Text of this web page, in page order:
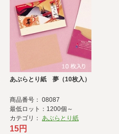
あぶらとり紙 夢（10枚入）
商品番号： 08087
最低ロット：1200個～
カテゴリ： あぶらとり紙
15円